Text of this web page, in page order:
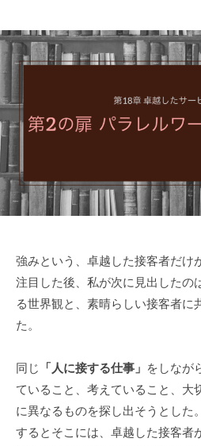
o
f
d
e
n
S
i
s
e
0
2
1
月
0
日
y
エ
ー
ズ
務
局
強みという、卓越した接客者だけ
注目した後、私が次に見出したの
る世界観と、素晴らしい接客者に
た。
同じ 「人に接する仕事」 をしなが
ていること、考えていること、大
に異なるものを探し出そうとした。
するとそこには、卓越した接客者